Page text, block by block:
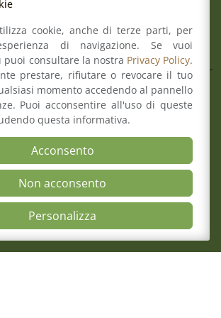
L’Ordine
del Consiglio
Commissioni
Comitato pari opportunità
Osservatori
pareri di congruità
Verbali del Consiglio
Aree
cookie, anche di terze parti, per
di navigazione. Se vuoi
puoi consultare la nostra Privacy Policy.
prestare, rifiutare o revocare il tuo
momento accedendo al pannello
Puoi acconsentire all'uso di queste
questa informativa.
Acconsento
Non acconsento
Personalizza